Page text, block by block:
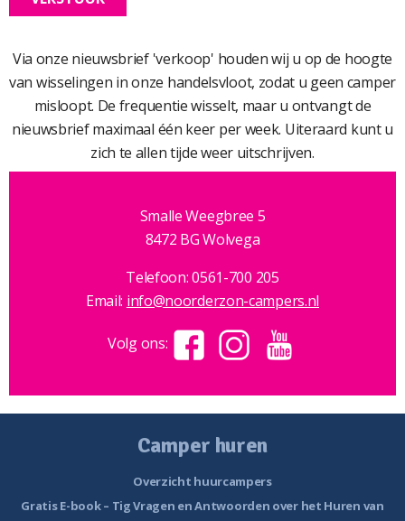
Via onze nieuwsbrief 'verkoop' houden wij u op de hoogte
van wisselingen in onze handelsvloot, zodat u geen camper
misloopt. De frequentie wisselt, maar u ontvangt de
nieuwsbrief maximaal één keer per week. Uiteraard kunt u
zich te allen tijde weer uitschrijven.
Smalle Weegbree 5
8472 BG Wolvega
Telefoon: 0561-700 205
Email: info@noorderzon-campers.nl
Volg ons:
Camper huren
Overzicht huurcampers
Gratis E-book – Tig Vragen en Antwoorden over het Huren van